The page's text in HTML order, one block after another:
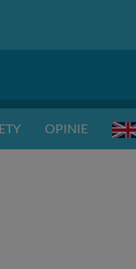
OPINIE